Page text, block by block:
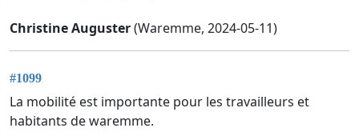
Christine Auguster(Waremme, 2024-05-11)
#1099
La mobilité est importante pour les travailleurs et
habitants de waremme.